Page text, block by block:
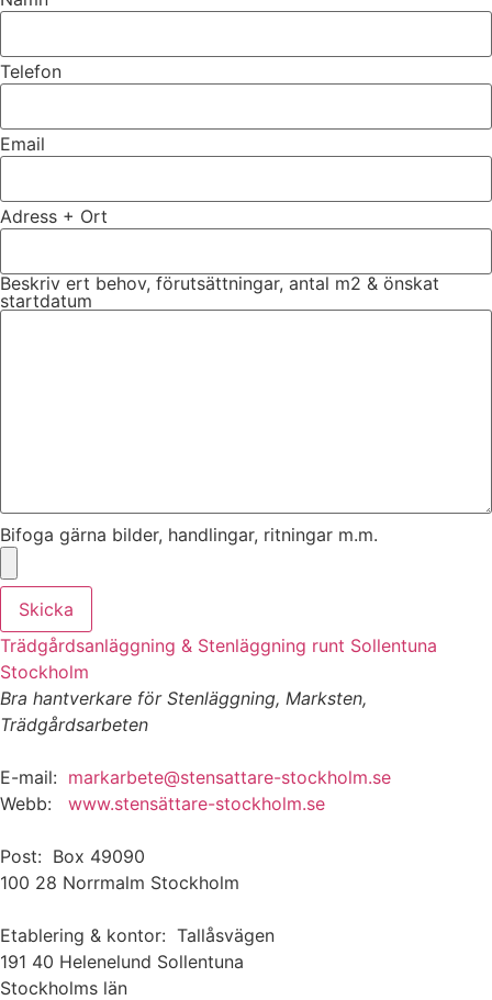
Telefon
Email
Adress + Ort
Beskriv ert behov, förutsättningar, antal m2 & önskat
startdatum
Bifoga gärna bilder, handlingar, ritningar m.m.
Skicka
Trädgårdsanläggning & Stenläggning runt Sollentuna
Stockholm
Bra hantverkare för Stenläggning, Marksten,
Trädgårdsarbeten
E-mail: markarbete@stensattare-stockholm.se
Webb: www.stensättare-stockholm.se
Post: Box 49090
100 28 Norrmalm Stockholm
Etablering & kontor: Tallåsvägen
191 40 Helenelund Sollentuna
Stockholms län